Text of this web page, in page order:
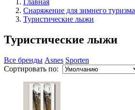
Снаряжение для зимнего туризма
Туристические лыжи
Туристические лыжи
Все бренды Asnes Sporten
Сортировать по: